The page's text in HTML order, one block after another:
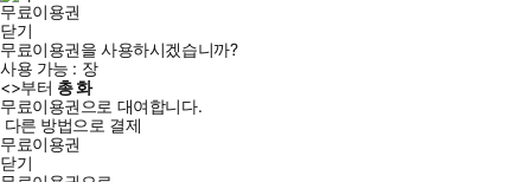
무료이용권
닫기
무료이용권을 사용하시겠습니까?
사용 가능 : 장
<>부터 총화
무료이용권으로 대여합니다.
다른 방법으로 결제
무료이용권
닫기